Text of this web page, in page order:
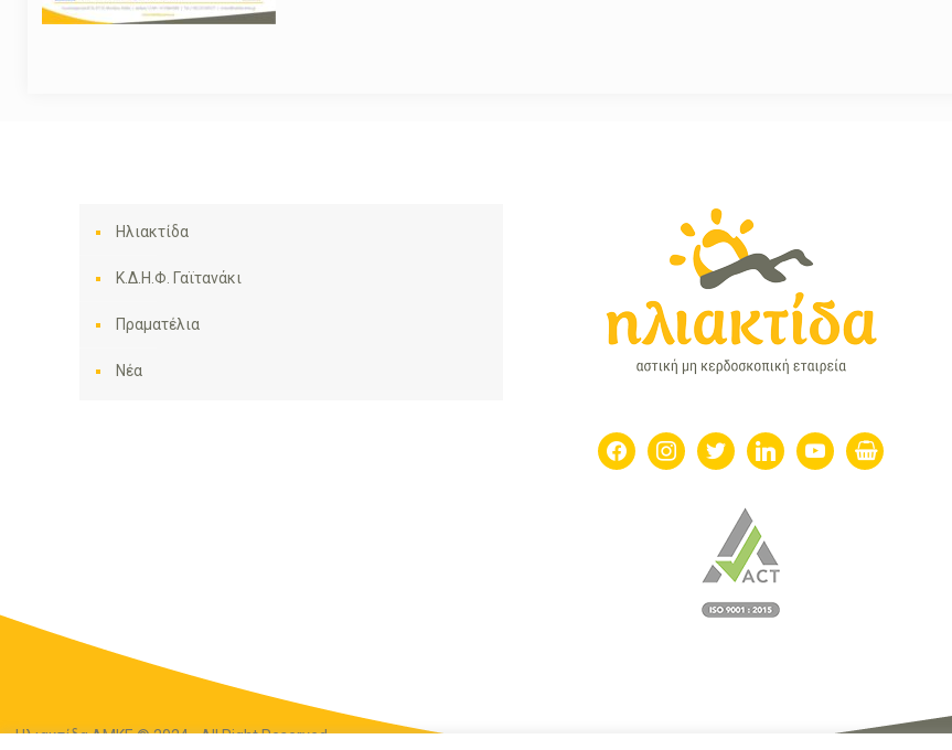
Ηλιακτίδα
Κ.Δ.Η.Φ. Γαϊτανάκι
Πραματέλια
Νέα
facebookinstagram
twitter linkedinyoutubeshopping-
basket
Ηλιακτίδα ΑΜΚΕ © 2024 - All Right Reserved